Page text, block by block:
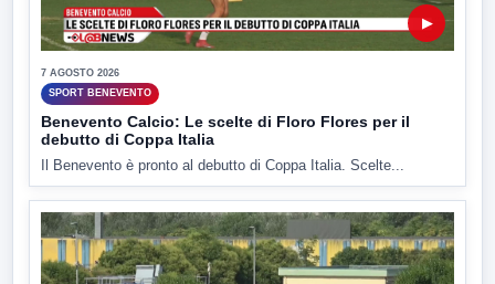
▶
7 AGOSTO 2026
SPORT BENEVENTO
Benevento Calcio: Le scelte di Floro Flores per il
debutto di Coppa Italia
Il Benevento è pronto al debutto di Coppa Italia. Scelte...